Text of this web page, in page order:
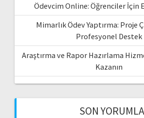
Ödevcim Online: Öğrenciler İçin
Mimarlık Ödev Yaptırma: Proje
Profesyonel Destek
Araştırma ve Rapor Hazırlama
Kazanın
SON